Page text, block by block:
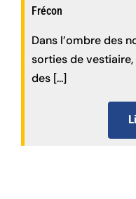
Frécon
Dans l’ombre des
sorties de
des [...]